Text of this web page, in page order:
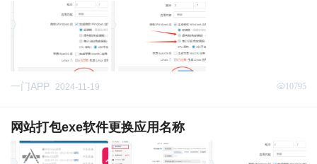
一门APP 2024-11-19 10795
网站打包exe软件更换应用名称